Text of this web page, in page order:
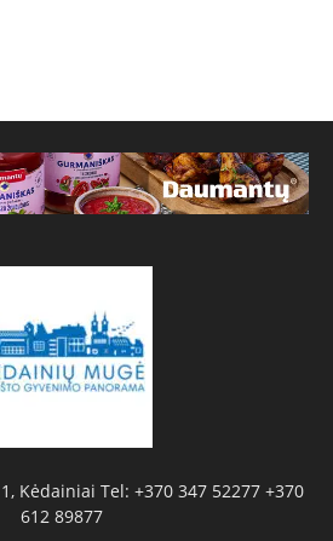
Kėdainiai Tel: +370 347 52277 +370
612 89877